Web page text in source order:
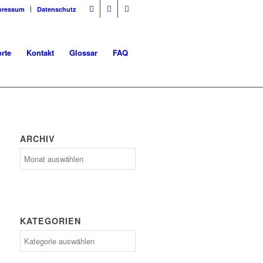
Datenschutz
Kontakt Glossar FAQ
ARCHIV
KATEGORIEN